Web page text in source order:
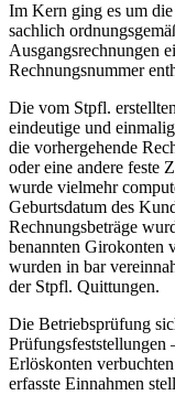
Im Kern ging es um
sachlich
Ausgangsrechnungen
Rechnungsnummer
Die vom Stpfl.
eindeutige und
die vorhergehende
oder eine andere feste
wurde vielmehr
Geburtsdatum des
Rechnungsbeträge
benannten Girokonten
wurden in bar
der Stpfl. Quittungen.
Die Betriebsprüfung
Prüfungsfeststellungen
Erlöskonten
erfasste Einnahmen